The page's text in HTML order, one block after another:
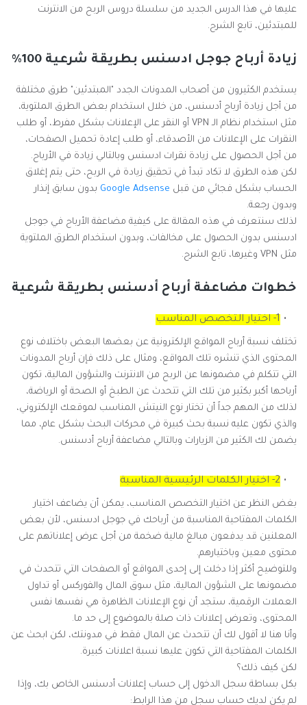
عليها في هذا الدرس الجديد من سلسلة دروس الربح من الانترنت
للمبتدئين، تابع الشرح.
زيادة أرباح جوجل ادسنس بطريقة شرعية 100%
يستخدم الكثيرون من أصحاب المدونات الجدد "المبتدئين" طرق مختلفة
من أجل زيادة أرباح أدسنس، من خلال استخدام بعض الطرق الملتوية،
مثل استخدام نظام الـ VPN أو النقر على الإعلانات بشكل مفرط، أو طلب
النقرات على الإعلانات من الأصدقاء، أو طلب إعادة تحميل الصفحات،
من أجل الحصول على زيادة نقرات ادسنس وبالتالي زيادة في الأرباح.
لكن هذه الطرق لا تكاد تبدأ في تحقيق زيادة في الربح، حتى يتم إغلاق
الحساب بشكل فجائي من قبل Google Adsense بدون سابق إنذار
وبدون رجعة.
لذلك سنتعرف في هذه المقالة على كيفية مضاعفة الأرباح في جوجل
ادسنس بدون الحصول على مخالفات، وبدون استخدام الطرق الملتوية
مثل VPN وغيرها، تابع الشرح.
خطوات مضاعفة أرباح أدسنس بطريقة شرعية
1- اختيار التخصص المناسب
تختلف نسبة أرباح المواقع الإلكترونية عن بعضها البعض باختلاف نوع
المحتوى الذي تنشره تلك المواقع، ومثال على ذلك فإن أرباح المدونات
التي تتكلم في مضمونها عن الربح من الانترنت والشؤون المالية، تكون
أرباحها أكبر بكثير من تلك التي تتحدث عن الطبخ أو الصحة أو الرياضة،
لذلك من المهم جداً أن تختار نوع النيتش المناسب لموقعك الإلكتروني،
والذي تكون عليه نسبة بحث كبيرة في محركات البحث بشكل عام، مما
يضمن لك الكثير من الزيارات وبالتالي مضاعفة أرباح أدسنس.
2- اختيار الكلمات الرئيسية المناسبة
بغض النظر عن اختيار التخصص المناسب، يمكن أن يضاعف اختيار
الكلمات المفتاحية المناسبة من أرباحك في جوجل ادسنس، لأن بعض
المعلنين قد يدفعون مبالغ مالية ضخمة من أجل عرض إعلاناتهم على
محتوى معين وباختيارهم.
وللتوضيح أكثر إذا دخلت إلى إحدى المواقع أو الصفحات التي تتحدث في
مضمونها على الشؤون المالية، مثل سوق المال والفوركس أو تداول
العملات الرقمية، ستجد أن نوع الإعلانات الظاهرة هي نفسها نفس
المحتوى، وتعرض إعلانات ذات صلة بالموضوع إلى حد ما.
وأنا هنا لا أقول لك أن تتحدث عن المال فقط في مدونتك، لكن ابحث عن
الكلمات المفتاحية التي تكون عليها نسبة اعلانات كبيرة.
لكن كيف ذلك؟
بكل بساطة سجل الدخول إلى حساب إعلانات أدسنس الخاص بك، وإذا
لم يكن لديك حساب سجل من هذا الرابط: